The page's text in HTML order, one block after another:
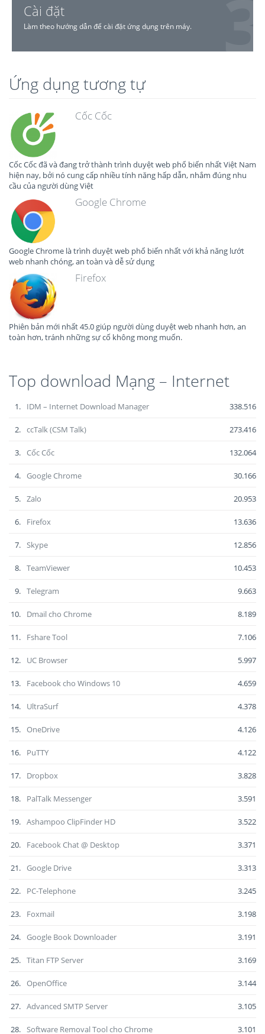
Cài đặt
Làm theo hướng dẫn để cài đặt ứng dụng trên máy.
Ứng dụng tương tự
Cốc Cốc
Cốc Cốc đã và đang trở thành trình duyệt web phổ biến nhất Việt Nam
hiện nay, bởi nó cung cấp nhiều tính năng hấp dẫn, nhắm đúng nhu
cầu của người dùng Việt
Google Chrome
Google Chrome là trình duyệt web phổ biến nhất với khả năng lướt
web nhanh chóng, an toàn và dễ sử dụng
Firefox
Phiên bản mới nhất 45.0 giúp người dùng duyệt web nhanh hơn, an
toàn hơn, tránh những sự cố không mong muốn.
Top download Mạng – Internet
1. IDM – Internet Download Manager 338.516
2. ccTalk (CSM Talk) 273.416
3. Cốc Cốc 132.064
4. Google Chrome 30.166
5. Zalo 20.953
6. Firefox 13.636
7. Skype 12.856
8. TeamViewer 10.453
9. Telegram 9.663
10. Dmail cho Chrome 8.189
11. Fshare Tool 7.106
12. UC Browser 5.997
13. Facebook cho Windows 10 4.659
14. UltraSurf 4.378
15. OneDrive 4.126
16. PuTTY 4.122
17. Dropbox 3.828
18. PalTalk Messenger 3.591
19. Ashampoo ClipFinder HD 3.522
20. Facebook Chat @ Desktop 3.371
21. Google Drive 3.313
22. PC-Telephone 3.245
23. Foxmail 3.198
24. Google Book Downloader 3.191
25. Titan FTP Server 3.169
26. OpenOffice 3.144
27. Advanced SMTP Server 3.105
28. Software Removal Tool cho Chrome 3.101